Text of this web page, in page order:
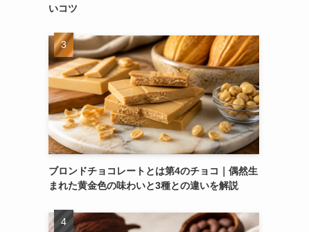
いコツ
ブロンドチョコレートとは第4のチョコ｜偶然生
まれた黄金色の味わいと3種との違いを解説